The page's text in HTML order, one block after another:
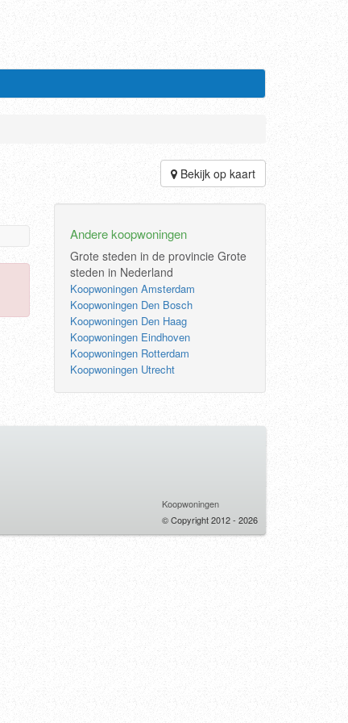
Bekijk op kaart
Andere koopwoningen
Grote steden in de provincie Grote
steden in Nederland
Koopwoningen Amsterdam
Koopwoningen Den Bosch
Koopwoningen Den Haag
Koopwoningen Eindhoven
Koopwoningen Rotterdam
Koopwoningen Utrecht
Koopwoningen
© Copyright 2012 - 2026